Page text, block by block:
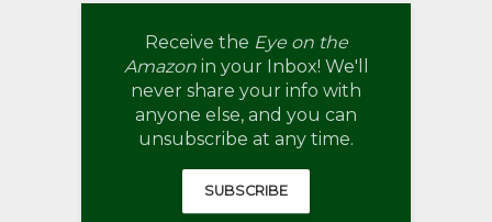
Receive the Eye on the
Amazonin your Inbox! We'll
never share your info with
anyone else, and you can
unsubscribe at any time.
SUBSCRIBE